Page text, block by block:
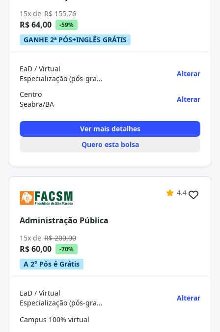
15x de R$ 155,76
R$ 64,00 -59%
GANHE 2ª PÓS+INGLÊS GRÁTIS
EaD / Virtual
Especialização (pós-graduação)
Alterar
Centro
Seabra/BA
Alterar
Ver mais detalhes
Quero esta bolsa
4.4
Administração Pública
15x de R$ 200,00
R$ 60,00 -70%
A 2° Pós é Grátis
EaD / Virtual
Especialização (pós-graduação)
Alterar
Campus 100% virtual